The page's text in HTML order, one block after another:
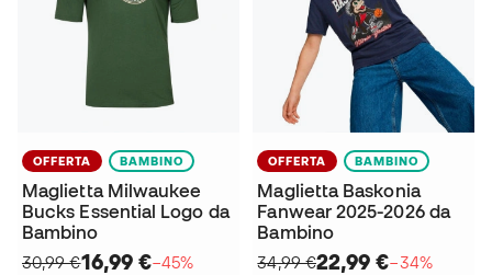
OFFERTA BAMBINO
Maglietta Milwaukee
Bucks Essential Logo da
Bambino
30,99 €16,99 €−45%
OFFERTA BAMBINO
Maglietta Baskonia
Fanwear 2025-2026 da
Bambino
34,99 €22,99 €−34%